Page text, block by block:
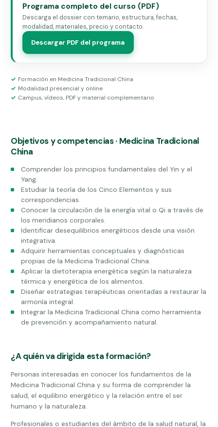
Programa completo del curso (PDF)
Descarga el dossier con temario, estructura, fechas,
modalidad, materiales, precio y contacto.
Descargar PDF del programa
Formación en Medicina Tradicional China
Modalidad presencial y online
Campus, vídeos, PDF y material complementario
Objetivos y competencias · Medicina Tradicional
China
Comprender los principios fundamentales del Yin y el
Yang.
Estudiar la teoría de los Cinco Elementos y sus
correspondencias.
Conocer la circulación de la energía vital o Qi a través de
los meridianos corporales.
Identificar desequilibrios energéticos desde una visión
integrativa.
Adquirir herramientas conceptuales y diagnósticas
propias de la Medicina Tradicional China.
Aplicar la dietoterapia energética según la naturaleza
térmica y energética de los alimentos.
Diseñar estrategias terapéuticas orientadas a restaurar la
armonía integral.
Integrar la Medicina Tradicional China como herramienta
de prevención y acompañamiento natural.
¿A quién va dirigida esta formación?
Personas interesadas en conocer los fundamentos de la
Medicina Tradicional China y su forma de comprender la
salud, el equilibrio energético y la relación entre el ser
humano y la naturaleza.
Profesionales o estudiantes del ámbito de la salud natural, la